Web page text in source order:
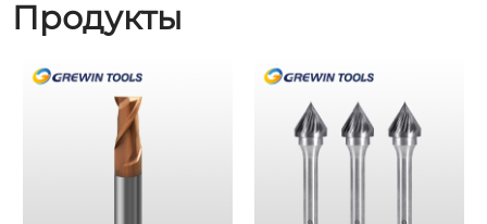
Продукты